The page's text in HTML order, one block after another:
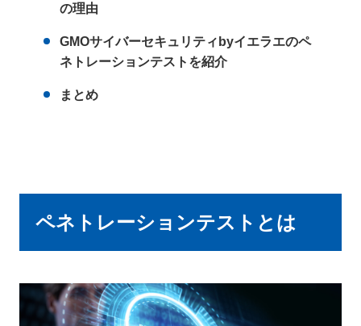
の理由
GMOサイバーセキュリティbyイエラエのペ
ネトレーションテストを紹介
まとめ
ペネトレーションテストとは